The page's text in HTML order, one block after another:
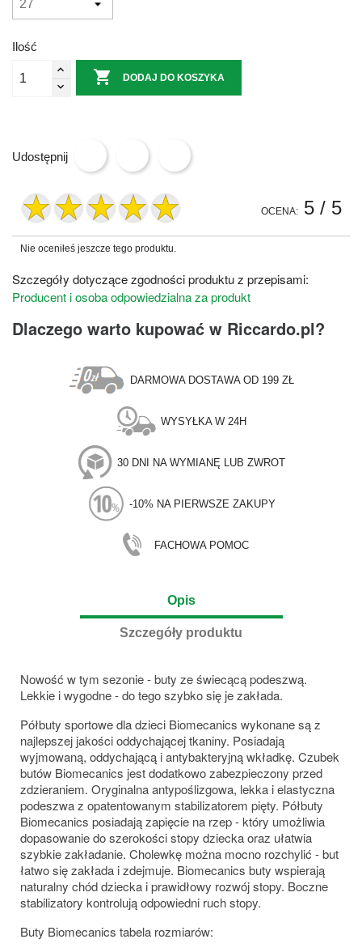
Ilość
 DODAJ DO KOSZYKA
Udostępnij
OCENA: 5 / 5
Nie oceniłeś jeszcze tego produktu.
Szczegóły dotyczące zgodności produktu z przepisami:
Producent i osoba odpowiedzialna za produkt
Dlaczego warto kupować w Riccardo.pl?
DARMOWA DOSTAWA OD 199 ZŁ
WYSYŁKA W 24H
30 DNI NA WYMIANĘ LUB ZWROT
-10% NA PIERWSZE ZAKUPY
FACHOWA POMOC
Opis
Szczegóły produktu
Nowość w tym sezonie - buty ze świecącą podeszwą.
Lekkie i wygodne - do tego szybko się je zakłada.
Półbuty sportowe dla dzieci Biomecanics wykonane są z
najlepszej jakości oddychającej tkaniny. Posiadają
wyjmowaną, oddychającą i antybakteryjną wkładkę. Czubek
butów Biomecanics jest dodatkowo zabezpieczony przed
zdzieraniem. Oryginalna antypoślizgowa, lekka i elastyczna
podeszwa z opatentowanym stabilizatorem pięty. Półbuty
Biomecanics posiadają zapięcie na rzep - który umożliwia
dopasowanie do szerokości stopy dziecka oraz ułatwia
szybkie zakładanie. Cholewkę można mocno rozchylić - but
łatwo się zakłada i zdejmuje. Biomecanics buty wspierają
naturalny chód dziecka i prawidłowy rozwój stopy. Boczne
stabilizatory kontrolują odpowiedni ruch stopy.
Buty Biomecanics tabela rozmiarów: